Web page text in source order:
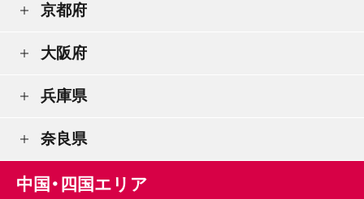
京都府
大阪府
兵庫県
奈良県
中国・四国エリア